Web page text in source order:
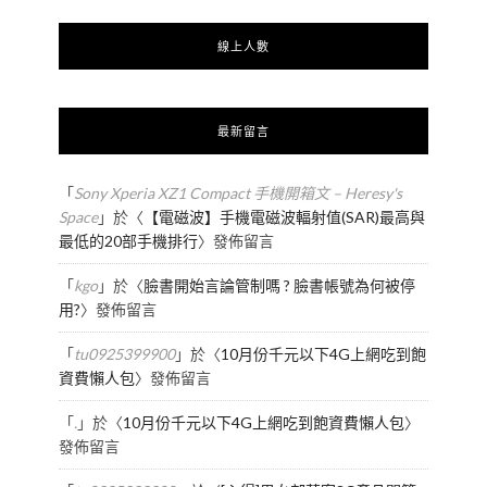
線上人數
最新留言
「Sony Xperia XZ1 Compact 手機開箱文 – Heresy's
Space」於〈 【電磁波】手機電磁波輻射值(SAR)最高與
最低的20部手機排行〉發佈留言
「kgo」於〈臉書開始言論管制嗎 ? 臉書帳號為何被停
用?〉發佈留言
「tu0925399900」於〈10月份千元以下4G上網吃到飽
資費懶人包〉發佈留言
「.」於〈10月份千元以下4G上網吃到飽資費懶人包〉
發佈留言